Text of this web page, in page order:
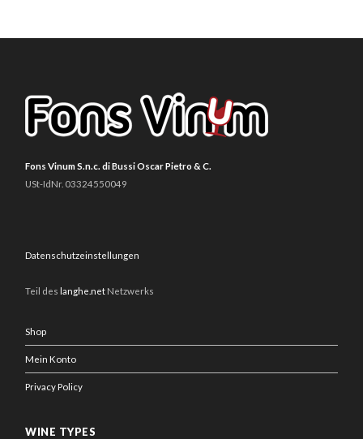
Fons Vinum S.n.c. di Bussi Oscar Pietro & C.
USt-IdNr. 03324550049
Datenschutzeinstellungen
Teil des langhe.net Netzwerks
Shop
Mein Konto
Privacy Policy
WINE TYPES